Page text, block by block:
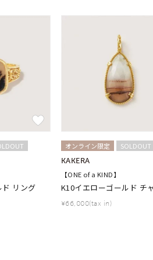
3月の誕生石
9月の誕生石
ハート 三石 パヴェ
イニシャル
マルチカラー
エレガント カジュアル
リング
オンライン限定 SOLDOUT
KAKERA
【ONE of a KIND】
K10イエローゴールド チ
¥66,000(tax in)